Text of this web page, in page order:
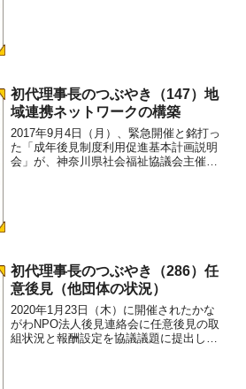
初代理事長のつぶやき（147）地
域連携ネットワークの構築
2017年9月4日（月）、緊急開催と銘打っ
た「成年後見制度利用促進基本計画説明
会」が、神奈川県社会福祉協議会主催で
初代理事長のつぶやき（286）任
意後見（他団体の状況）
2020年1月23日（木）に開催されたかな
がわNPO法人後見連絡会に任意後見の取
組状況と報酬設定を協議議題に提出しま